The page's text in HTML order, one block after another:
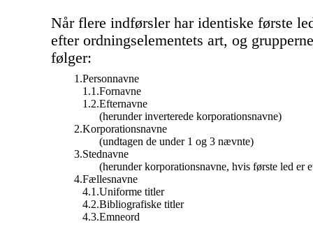
Når flere indførsler har identiske første
efter ordningselementets art, og
følger:
1.Personnavne
1.1.Fornavne
1.2.Efternavne
(herunder inverterede korporationsnavne)
2.Korporationsnavne
(undtagen de under 1 og 3 nævnte)
3.Stednavne
(herunder korporationsnavne, hvis første led er
4.Fællesnavne
4.1.Uniforme titler
4.2.Bibliografiske titler
4.3.Emneord